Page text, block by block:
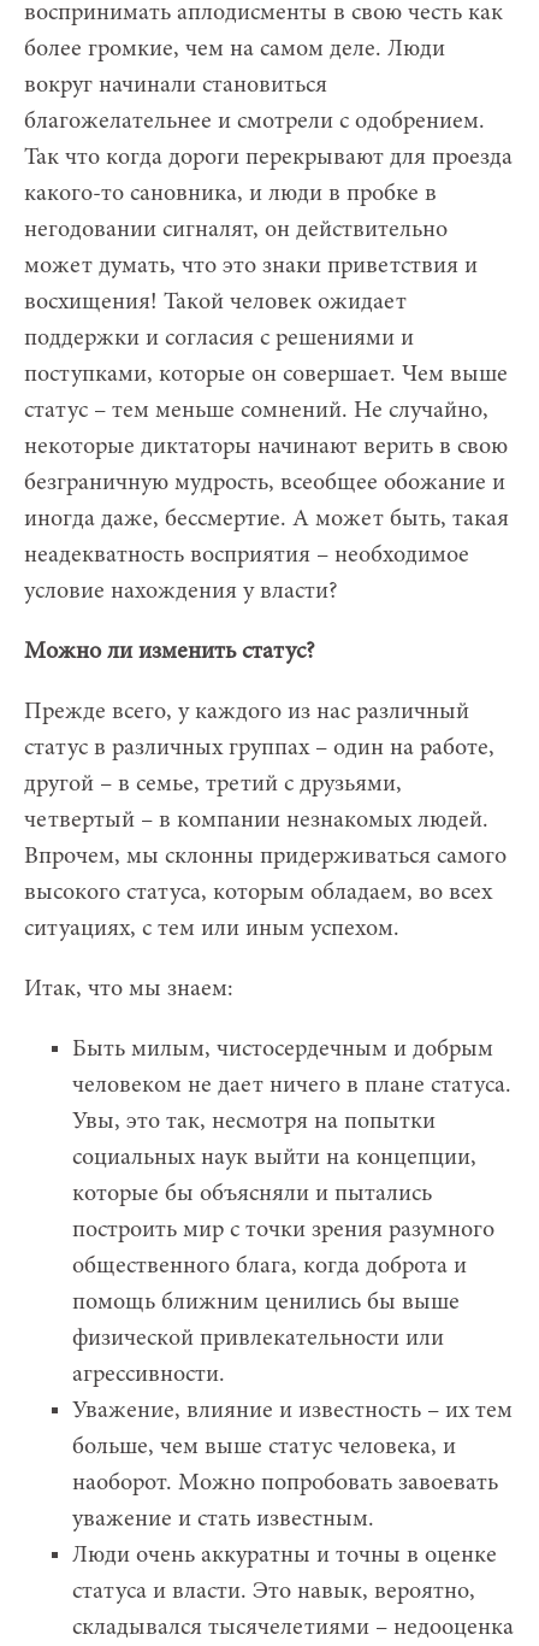
воспринимать аплодисменты в свою честь как
более громкие, чем на самом деле. Люди
вокруг начинали становиться
благожелательнее и смотрели с одобрением.
Так что когда дороги перекрывают для проезда
какого-то сановника, и люди в пробке в
негодовании сигналят, он действительно
может думать, что это знаки приветствия и
восхищения! Такой человек ожидает
поддержки и согласия с решениями и
поступками, которые он совершает. Чем выше
статус – тем меньше сомнений. Не случайно,
некоторые диктаторы начинают верить в свою
безграничную мудрость, всеобщее обожание и
иногда даже, бессмертие. А может быть, такая
неадекватность восприятия – необходимое
условие нахождения у власти?
Можно ли изменить статус?
Прежде всего, у каждого из нас различный
статус в различных группах – один на работе,
другой – в семье, третий с друзьями,
четвертый – в компании незнакомых людей.
Впрочем, мы склонны придерживаться самого
высокого статуса, которым обладаем, во всех
ситуациях, с тем или иным успехом.
Итак, что мы знаем:
Быть милым, чистосердечным и добрым
человеком не дает ничего в плане статуса.
Увы, это так, несмотря на попытки
социальных наук выйти на концепции,
которые бы объясняли и пытались
построить мир с точки зрения разумного
общественного блага, когда доброта и
помощь ближним ценились бы выше
физической привлекательности или
агрессивности.
Уважение, влияние и известность – их тем
больше, чем выше статус человека, и
наоборот. Можно попробовать завоевать
уважение и стать известным.
Люди очень аккуратны и точны в оценке
статуса и власти. Это навык, вероятно,
складывался тысячелетиями – недооценка